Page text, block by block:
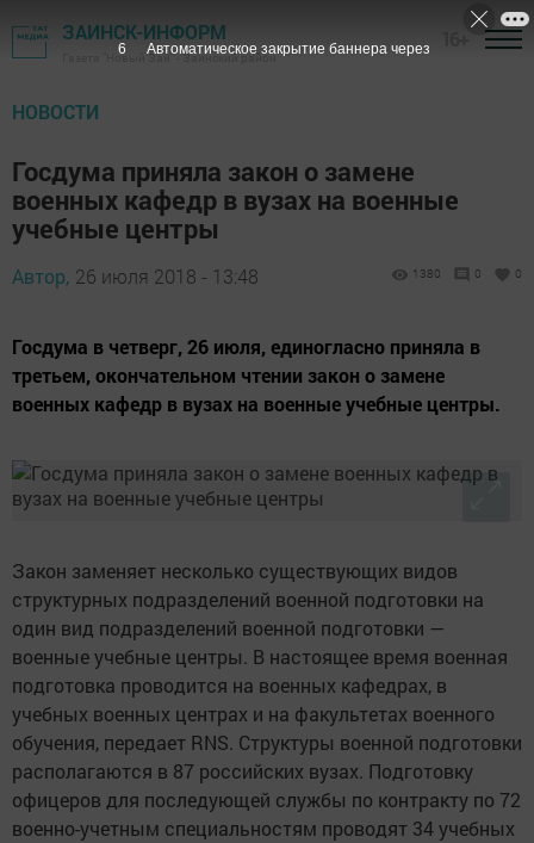
ЗАИНСК-ИНФОРМ
Газета "Новый Зай" - Заинский район
НОВОСТИ
Госдума приняла закон о замене
военных кафедр в вузах на военные
учебные центры
Автор, 26 июля 2018 - 13:48 1380 0 0
Госдума в четверг, 26 июля, единогласно приняла в
третьем, окончательном чтении закон о замене
военных кафедр в вузах на военные учебные центры.
Закон заменяет несколько существующих видов
структурных подразделений военной подготовки на
один вид подразделений военной подготовки —
военные учебные центры. В настоящее время военная
подготовка проводится на военных кафедрах, в
учебных военных центрах и на факультетах военного
обучения, передает RNS. Структуры военной подготовки
располагаются в 87 российских вузах. Подготовку
офицеров для последующей службы по контракту по 72
военно-учетным специальностям проводят 34 учебных
5 Автоматическое закрытие баннера через